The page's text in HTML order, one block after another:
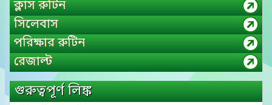
ক্লাস রুটিন
সিলেবাস
পরিক্ষার রুটিন
রেজাল্ট
গুরুত্বপূর্ণ লিঙ্ক